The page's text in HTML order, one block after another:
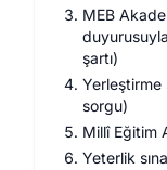
MEB
şartı)
sorgu)
Millî Eğitim
Yeterlik